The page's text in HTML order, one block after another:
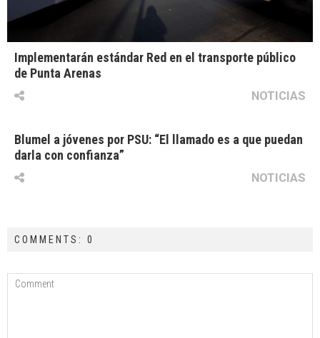
Implementarán estándar Red en el transporte público
de Punta Arenas
NOTICIAS
Blumel a jóvenes por PSU: “El llamado es a que puedan
darla con confianza”
NOTICIAS
COMMENTS: 0